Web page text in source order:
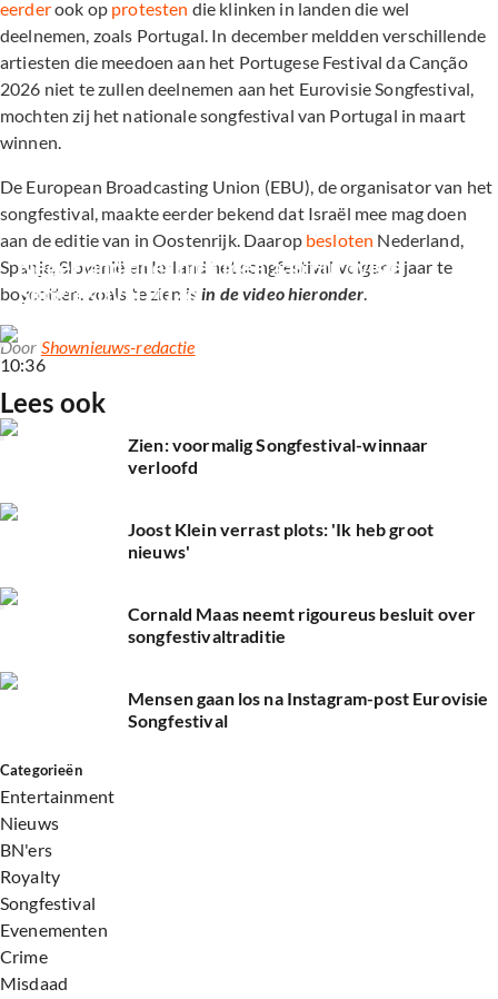
eerderook op protesten die klinken in landen die wel
deelnemen, zoals Portugal. In december meldden verschillende
artiesten die meedoen aan het Portugese Festival da Canção
2026 niet te zullen deelnemen aan het Eurovisie Songfestival,
mochten zij het nationale songfestival van Portugal in maart
winnen.
De European Broadcasting Union (EBU), de organisator van het
songfestival, maakte eerder bekend dat Israël mee mag doen
aan de editie van in Oostenrijk. Daarop besloten Nederland,
Spanje, Slovenië en Ierland het songfestival volgend jaar te
boycotten, zoals te zien is in de video hieronder.
10:36
Nederland doet niet mee aan Eurovisie
Songfestival 2026
Door Shownieuws-redactie
Lees ook
Zien: voormalig Songfestival-winnaar
verloofd
Joost Klein verrast plots: 'Ik heb groot
nieuws'
Cornald Maas neemt rigoureus besluit over
songfestivaltraditie
Mensen gaan los na Instagram-post Eurovisie
Songfestival
Categorieën
Entertainment
Nieuws
BN'ers
Royalty
Songfestival
Evenementen
Crime
Misdaad